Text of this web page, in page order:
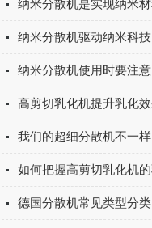
我们的超细分散机不一样
德国分散机常见类型分类